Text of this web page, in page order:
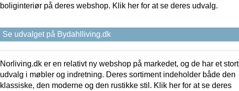
boliginteriør på deres webshop. Klik her for at se deres udvalg.
Se udvalget på Bydahlliving.dk
Norliving.dk er en relativt ny webshop på markedet, og de har et stort
udvalg i møbler og indretning. Deres sortiment indeholder både den
klassiske, den moderne og den rustikke stil. Klik her for at se deres